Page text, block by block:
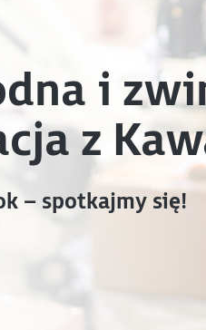
i
z
– spotkajmy się!